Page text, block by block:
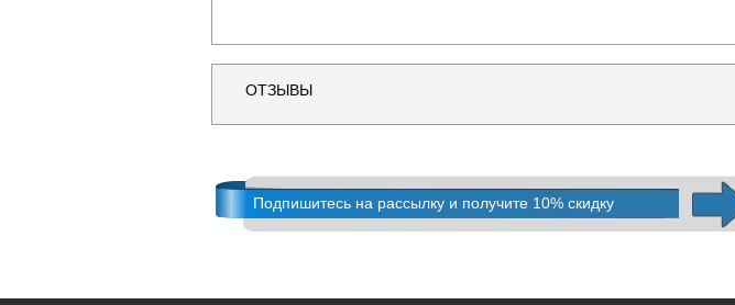
ОТЗЫВЫ
Подпишитесь на рассылку и получите 10% скидку